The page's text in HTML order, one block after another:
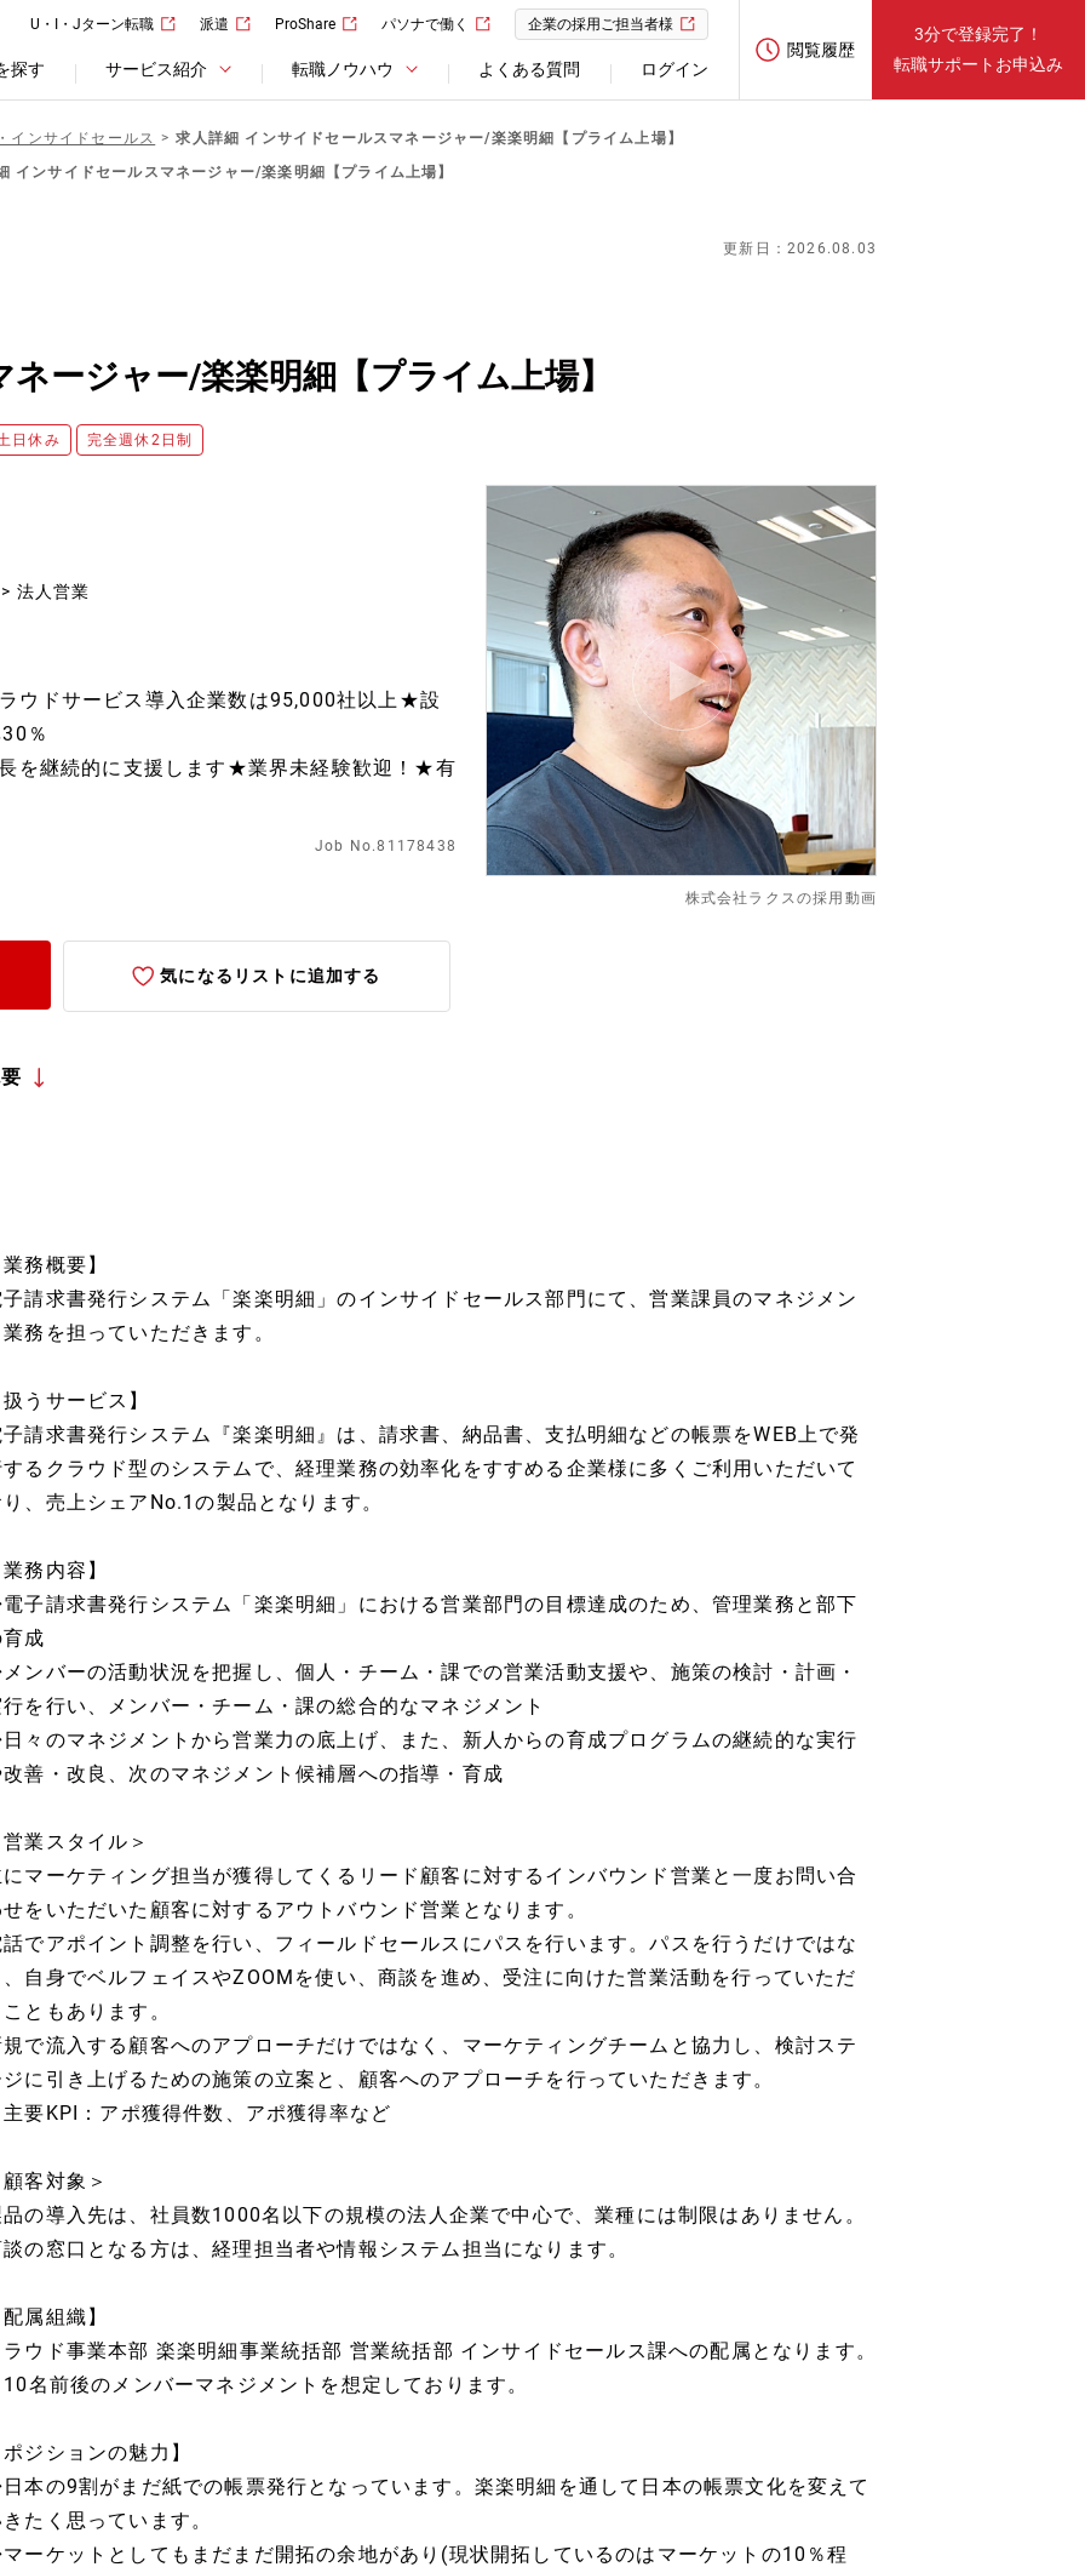
U・I・Jターン転職 派遣 ProShare パソナで働く 企業の採用ご担当者様
探す サービス紹介 転職ノウハウ よくある質問 ログイン
閲覧履歴
3分で登録完了！
転職サポートお申込み
インサイドセールス
求人詳細 インサイドセールスマネージャー/楽楽明細【プライム上場】
インサイドセールスマネージャー/楽楽明細【プライム上場】
更新日：2026.08.03
ージャー/楽楽明細【プライム上場】
日休み 完全週休2日制
法人営業
ウドサービス導入企業数は95,000社以上★設
％
を継続的に支援します★業界未経験歓迎！★有
Job No.81178438
株式会社ラクスの採用動画
気になるリストに追加する
務概要】
請求書発行システム「楽楽明細」のインサイドセールス部門にて、営業課員のマネジメン
務を担っていただきます。
うサービス】
請求書発行システム『楽楽明細』は、請求書、納品書、支払明細などの帳票をWEB上で発
るクラウド型のシステムで、経理業務の効率化をすすめる企業様に多くご利用いただいて
、売上シェアNo.1の製品となります。
務内容】
子請求書発行システム「楽楽明細」における営業部門の目標達成のため、管理業務と部下
成
ンバーの活動状況を把握し、個人・チーム・課での営業活動支援や、施策の検討・計画・
を行い、メンバー・チーム・課の総合的なマネジメント
々のマネジメントから営業力の底上げ、また、新人からの育成プログラムの継続的な実行
善・改良、次のマネジメント候補層への指導・育成
業スタイル＞
マーケティング担当が獲得してくるリード顧客に対するインバウンド営業と一度お問い合
をいただいた顧客に対するアウトバウンド営業となります。
でアポイント調整を行い、フィールドセールスにパスを行います。パスを行うだけではな
自身でベルフェイスやZOOMを使い、商談を進め、受注に向けた営業活動を行っていただ
ともあります。
で流入する顧客へのアプローチだけではなく、マーケティングチームと協力し、検討ステ
に引き上げるための施策の立案と、顧客へのアプローチを行っていただきます。
要KPI：アポ獲得件数、アポ獲得率など
客対象＞
の導入先は、社員数1000名以下の規模の法人企業で中心で、業種には制限はありません。
の窓口となる方は、経理担当者や情報システム担当になります。
属組織】
ウド事業本部 楽楽明細事業統括部 営業統括部 インサイドセールス課への配属となります。
名前後のメンバーマネジメントを想定しております。
ジションの魅力】
本の9割がまだ紙での帳票発行となっています。楽楽明細を通して日本の帳票文化を変えて
たく思っています。
ーケットとしてもまだまだ開拓の余地があり(現状開拓しているのはマーケットの10％程